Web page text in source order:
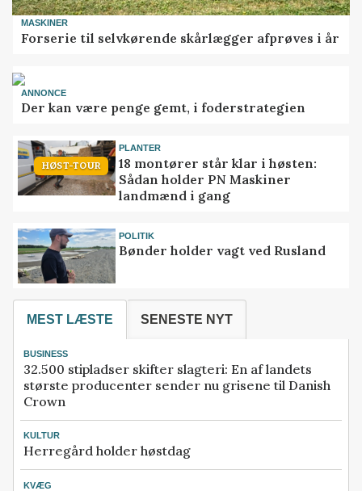
MASKINER
Forserie til selvkørende skårlægger afprøves i år
ANNONCE
Der kan være penge gemt, i foderstrategien
HØST-TOUR
PLANTER
18 montører står klar i høsten:
Sådan holder PN Maskiner
landmænd i gang
POLITIK
Bønder holder vagt ved Rusland
MEST LÆSTE SENESTE NYT
BUSINESS
32.500 stipladser skifter slagteri: En af landets
største producenter sender nu grisene til Danish
Crown
KULTUR
Herregård holder høstdag
KVÆG